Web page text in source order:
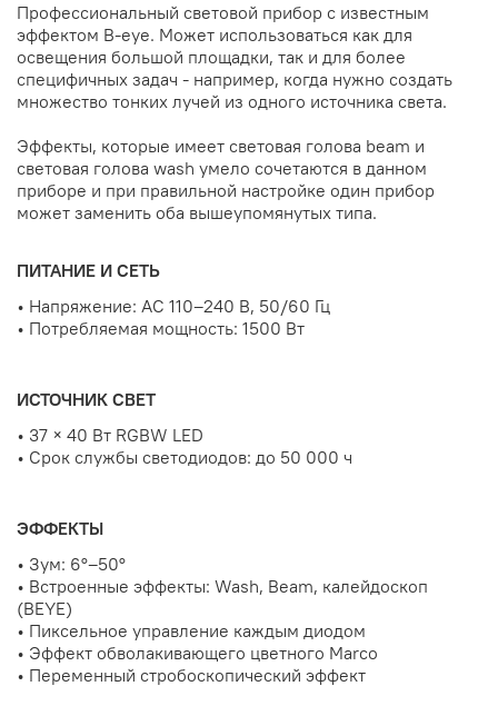
Профессиональный световой прибор с известным
эффектом B-eye. Может использоваться как для
освещения большой площадки, так и для более
специфичных задач - например, когда нужно создать
множество тонких лучей из одного источника света.
Эффекты, которые имеет световая голова beam и
световая голова wash умело сочетаются в данном
приборе и при правильной настройке один прибор
может заменить оба вышеупомянутых типа.
ПИТАНИЕ И СЕТЬ
• Напряжение: AC 110–240 В, 50/60 Гц
• Потребляемая мощность: 1500 Вт
ИСТОЧНИК СВЕТ
• 37 × 40 Вт RGBW LED
• Срок службы светодиодов: до 50 000 ч
ЭФФЕКТЫ
• Зум: 6°–50°
• Встроенные эффекты: Wash, Beam, калейдоскоп
(BEYE)
• Пиксельное управление каждым диодом
• Эффект обволакивающего цветного Marco
• Переменный стробоскопический эффект